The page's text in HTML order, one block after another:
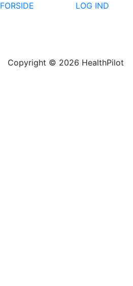
FORSIDE
LOG IND
Copyright © 2026 HealthPilot